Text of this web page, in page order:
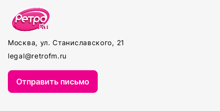
Москва, ул. Станиславского, 21
legal@retrofm.ru
Отправить письмо